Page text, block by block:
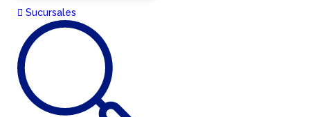
Sucursales